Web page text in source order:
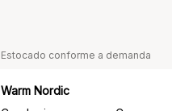
Estocado conforme a demanda
Warm Nordic